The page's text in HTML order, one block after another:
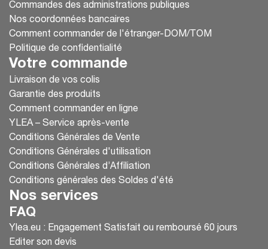
Commandes des administrations publiques
Nos coordonnées bancaires
Comment commander de l'étranger-DOM/TOM
Politique de confidentialité
Votre commande
Livraison de vos colis
Garantie des produits
Comment commander en ligne
YLEA – Service après-vente
Conditions Générales de Vente
Conditions Générales d'utilisation
Conditions Générales d’Affiliation
Conditions générales des Soldes d'été
Nos services
FAQ
Ylea.eu : Engagement Satisfait ou remboursé 60 jours
Editer son devis